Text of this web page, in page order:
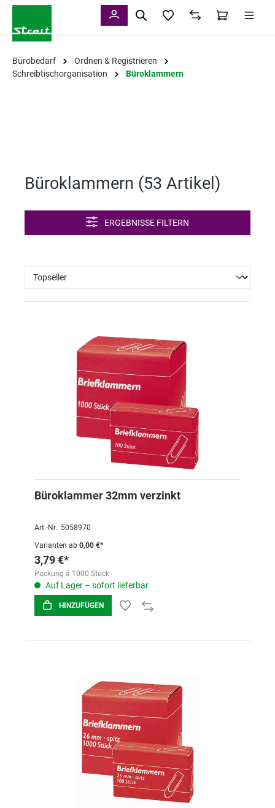
Bürobedarf
Ordnen & Registrieren
Schreibtischorganisation
Büroklammern
Büroklammern (53 Artikel )
ERGEBNISSE FILTERN
Büroklammer 32mm verzinkt
Art.-Nr.: 5058970
Varianten ab 0,00 €*
3,79 €*
Packung á 1000 Stück
Auf Lager – sofort lieferbar
HINZUFÜGEN